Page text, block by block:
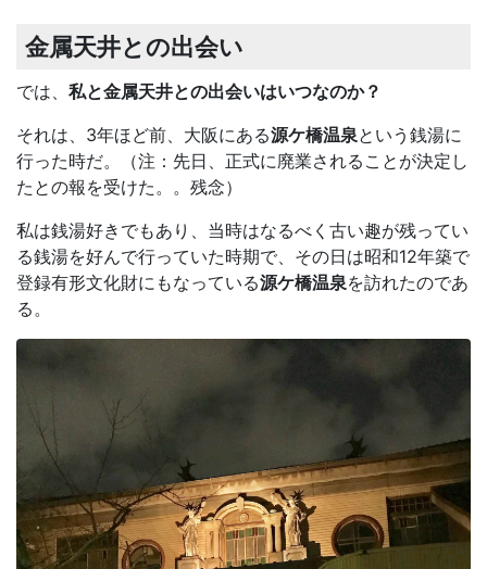
金属天井との出会い
では、 私と金属天井との出会いはいつなのか？
それは、3年ほど前、大阪にある源ケ橋温泉という銭湯に
行った時だ。（注：先日、正式に廃業されることが決定し
たとの報を受けた。。残念）
私は銭湯好きでもあり、当時はなるべく古い趣が残ってい
る銭湯を好んで行っていた時期で、その日は昭和12年築で
登録有形文化財にもなっている源ケ橋温泉を訪れたのであ
る。